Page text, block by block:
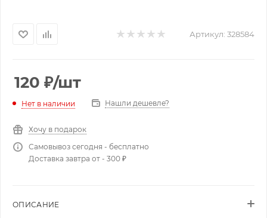
Артикул: 328584
120 ₽/шт
Нет в наличии Нашли дешевле?
Хочу в подарок
Самовывоз сегодня - бесплатно
Доставка завтра от - 300 ₽
ОПИСАНИЕ